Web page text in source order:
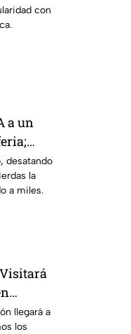
con
a un
a las
desatando
la
a miles.
llegará a
los